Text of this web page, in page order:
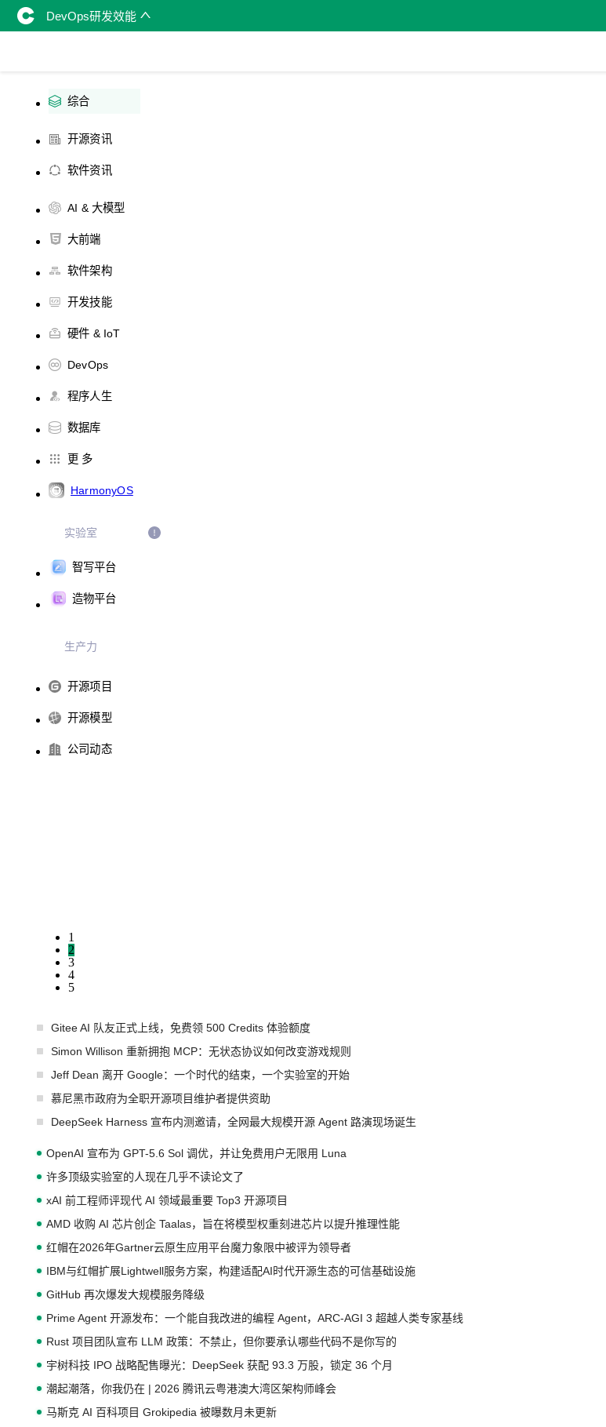
DevOps研发效能
综合
开源资讯
软件资讯
AI & 大模型
大前端
软件架构
开发技能
硬件 & IoT
DevOps
程序人生
数据库
更 多
HarmonyOS
实验室
智写平台
造物平台
生产力
开源项目
开源模型
公司动态
1
2
3
4
5
Gitee AI 队友正式上线，免费领 500 Credits 体验额度
Simon Willison 重新拥抱 MCP：无状态协议如何改变游戏规则
Jeff Dean 离开 Google：一个时代的结束，一个实验室的开始
慕尼黑市政府为全职开源项目维护者提供资助
DeepSeek Harness 宣布内测邀请，全网最大规模开源 Agent 路演现场诞生
OpenAI 宣布为 GPT-5.6 Sol 调优，并让免费用户无限用 Luna
许多顶级实验室的人现在几乎不读论文了
xAI 前工程师评现代 AI 领域最重要 Top3 开源项目
AMD 收购 AI 芯片创企 Taalas，旨在将模型权重刻进芯片以提升推理性能
红帽在2026年Gartner云原生应用平台魔力象限中被评为领导者
IBM与红帽扩展Lightwell服务方案，构建适配AI时代开源生态的可信基础设施
GitHub 再次爆发大规模服务降级
Prime Agent 开源发布：一个能自我改进的编程 Agent，ARC-AGI 3 超越人类专家基线
Rust 项目团队宣布 LLM 政策：不禁止，但你要承认哪些代码不是你写的
宇树科技 IPO 战略配售曝光：DeepSeek 获配 93.3 万股，锁定 36 个月
潮起潮落，你我仍在 | 2026 腾讯云粤港澳大湾区架构师峰会
马斯克 AI 百科项目 Grokipedia 被曝数月未更新